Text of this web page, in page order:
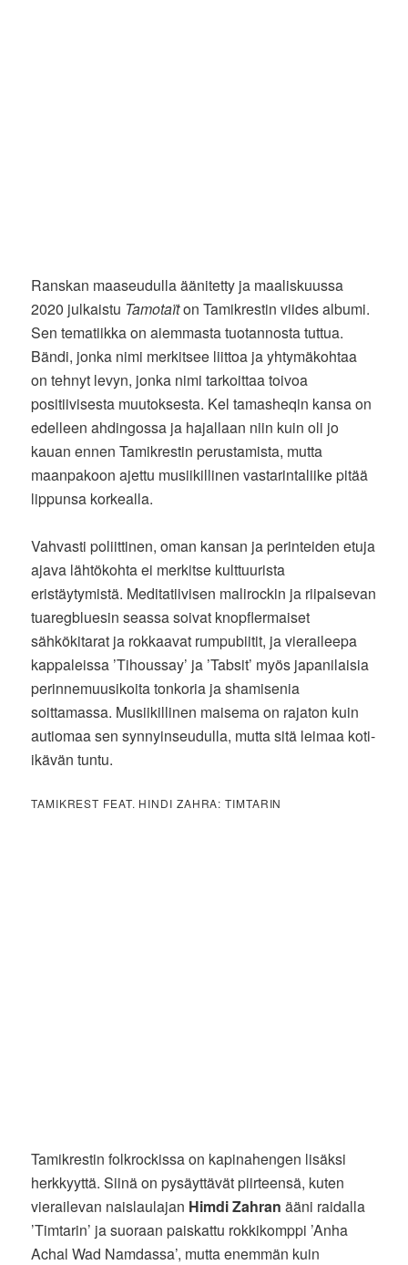
Ranskan maaseudulla äänitetty ja maaliskuussa
2020 julkaistu Tamotaïton Tamikrestin viides albumi.
Sen tematiikka on aiemmasta tuotannosta tuttua.
Bändi, jonka nimi merkitsee liittoa ja yhtymäkohtaa
on tehnyt levyn, jonka nimi tarkoittaa toivoa
positiivisesta muutoksesta. Kel tamasheqin kansa on
edelleen ahdingossa ja hajallaan niin kuin oli jo
kauan ennen Tamikrestin perustamista, mutta
maanpakoon ajettu musiikillinen vastarintaliike pitää
lippunsa korkealla.
Vahvasti poliittinen, oman kansan ja perinteiden etuja
ajava lähtökohta ei merkitse kulttuurista
eristäytymistä. Meditatiivisen malirockin ja riipaisevan
tuaregbluesin seassa soivat knopflermaiset
sähkökitarat ja rokkaavat rumpubiitit, ja vieraileepa
kappaleissa ’Tihoussay’ ja ’Tabsit’ myös japanilaisia
perinnemuusikoita tonkoria ja shamisenia
soittamassa. Musiikillinen maisema on rajaton kuin
autiomaa sen synnyinseudulla, mutta sitä leimaa koti-
ikävän tuntu.
TAMIKREST FEAT. HINDI ZAHRA: TIMTARIN
Tamikrestin folkrockissa on kapinahengen lisäksi
herkkyyttä. Siinä on pysäyttävät piirteensä, kuten
vierailevan naislaulajan Himdi Zahran ääni raidalla
’Timtarin’ ja suoraan paiskattu rokkikomppi ’Anha
Achal Wad Namdassa’, mutta enemmän kuin